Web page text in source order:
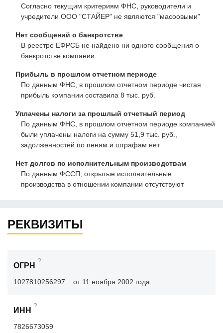
Согласно текущим критериям ФНС, руководители и
учредители ООО "СТАЙЕР" не являются "масоовыми"
Нет сообщений о банкротстве
В реестре ЕФРСБ не найдено ни одного сообщения о
банкротстве компании
Прибыль в прошлом отчетном периоде
По данным ФНС, в прошлом отчетном периоде чистая
прибыль компании составила 8 тыс. руб.
Уплачены налоги за прошлый отчетный период
По данным ФНС, в прошлом отчетном периоде компанией
были уплачены налоги на сумму 51,9 тыс. руб.,
задолженностей по пеням и штрафам нет
Нет долгов по исполнительным производствам
По данным ФССП, открытые исполнительные
производства в отношении компании отсутствуют
РЕКВИЗИТЫ
ОГРН
?
1027810256297 от 11 ноября 2002 года
ИНН
?
7826673059